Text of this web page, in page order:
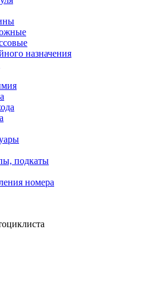
назначения
подкаты
номера